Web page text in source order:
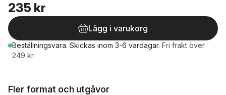
235 kr
Lägg i varukorg
Beställningsvara. Skickas inom 3-6 vardagar. Fri frakt över
249 kr.
Fler format och utgåvor